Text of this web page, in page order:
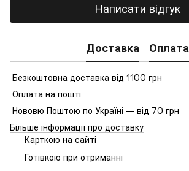
Написати відгук
Доставка Оплата
Безкоштовна доставка від 1100 грн
Оплата на пошті
Нововю Поштою по Україні — від 70 грн
Більше інформації про доставку
Карткою на сайті
Готівкою при отриманні